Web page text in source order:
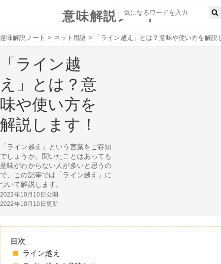
意味解説ノート
意味解説ノート > ネット用語 > 「ライン越え」とは？意味や使い方を解説
「ライン越
え」とは？意
味や使い方を
解説します！
「ライン越え」という言葉をご存知
でしょうか。聞いたことはあっても
意味がわからない人が多いと思うの
で、この記事では「ライン越え」に
ついて解説します。
2022年10月10日公開
2022年10月10日更新
目次
ライン越え